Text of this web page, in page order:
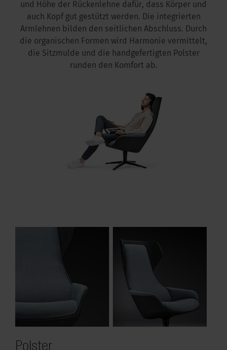
und Höhe der Rückenlehne dafür, dass Körper und
auch Kopf gut gestützt werden. Die integrierten
Armlehnen bilden den seitlichen Abschluss. Durch
die organischen Formen wird Harmonie vermittelt,
die Sitzmulde und die handgefertigten Polster
runden den Komfort ab.
Polster